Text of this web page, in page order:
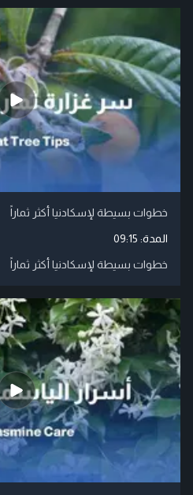
خطوات بسيطة لإسكادنيا أكثر ثماراً
المدة: 09:15
خطوات بسيطة لإسكادنيا أكثر ثماراً